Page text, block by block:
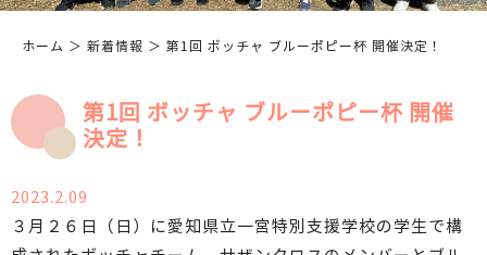
ホーム ＞ 新着情報 ＞ 第1回 ボッチャ ブルーポピー杯 開催決定！
第1回 ボッチャ ブルーポピー杯 開催
決定！
2023.2.09
３月２６日（日）に愛知県立一宮特別支援学校の学生で構